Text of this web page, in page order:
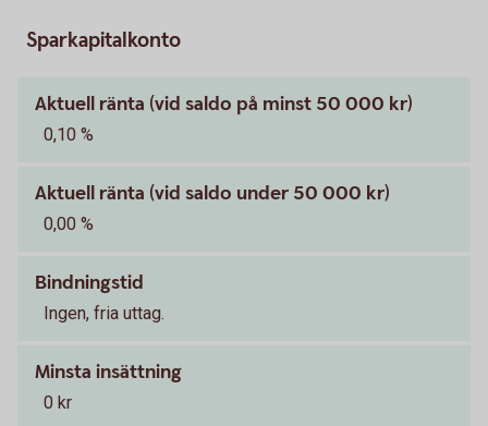
Sparkapitalkonto
Aktuell ränta (vid saldo på minst 50 000 kr)
0,10 %
Aktuell ränta (vid saldo under 50 000 kr)
0,00 %
Bindningstid
Ingen, fria uttag.
Minsta insättning
0 kr